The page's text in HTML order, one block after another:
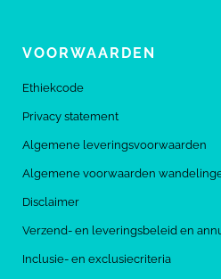
VOORWAARDEN
Ethiekcode
Privacy statement
Algemene leveringsvoorwaarden
Algemene voorwaarden
Disclaimer
Verzend- en leveringsbeleid en
Inclusie- en exclusiecriteria